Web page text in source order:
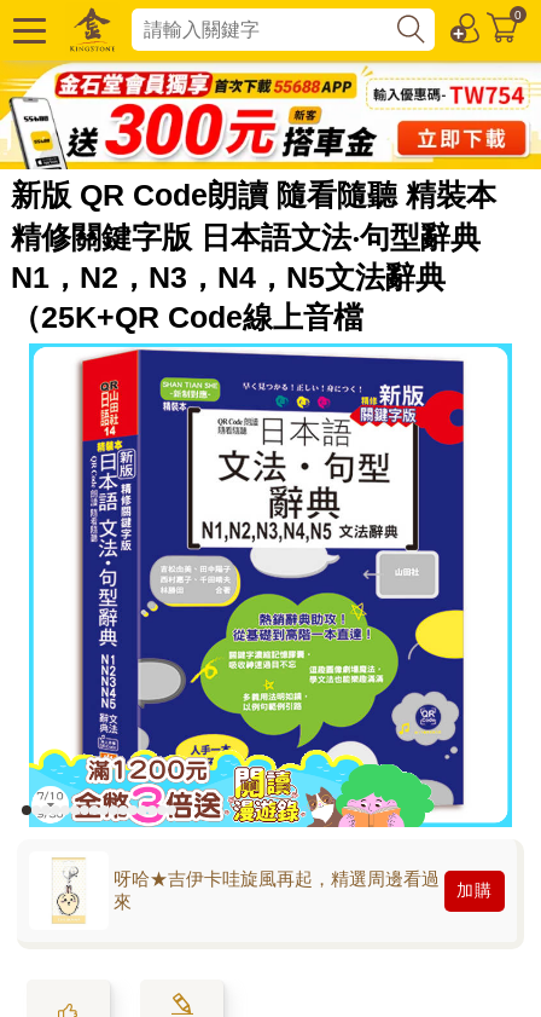
0
新版 QR Code朗讀 隨看隨聽 精裝本
精修關鍵字版 日本語文法‧句型辭典
N1，N2，N3，N4，N5文法辭典
（25K+QR Code線上音檔
呀哈★吉伊卡哇旋風再起，精選周邊看過
來
加購